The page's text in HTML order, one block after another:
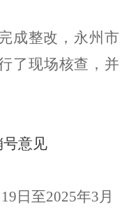
成整改，永州市
了现场核查，并
意见
19 日至2025年3月